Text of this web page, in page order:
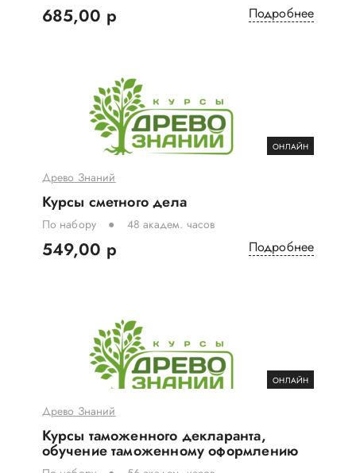
685,00 р Подробнее
ОНЛАЙН
Древо Знаний
Курсы сметного дела
По набору 48 академ. часов
549,00 р Подробнее
ОНЛАЙН
Древо Знаний
Курсы таможенного декларанта,
обучение таможенному оформлению